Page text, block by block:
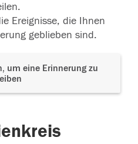
Ereignisse, die Ihnen
geblieben sind.
um eine Erinnerung zu